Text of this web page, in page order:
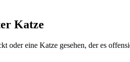
Katze
oder eine Katze gesehen, der es